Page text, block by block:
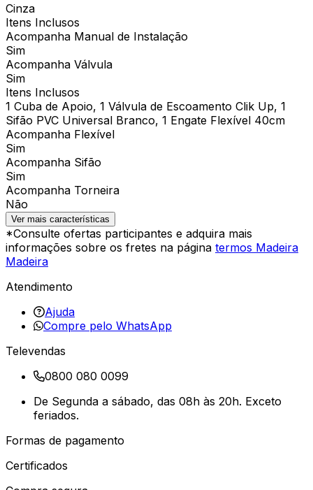
Cinza
Itens Inclusos
Acompanha Manual de Instalação
Sim
Acompanha Válvula
Sim
Itens Inclusos
1 Cuba de Apoio, 1 Válvula de Escoamento Clik Up, 1
Sifão PVC Universal Branco, 1 Engate Flexível 40cm
Acompanha Flexível
Sim
Acompanha Sifão
Sim
Acompanha Torneira
Não
Ver mais características
*Consulte ofertas participantes e adquira mais
informações sobre os fretes na página termos Madeira
Madeira
Atendimento
Ajuda
Compre pelo WhatsApp
Televendas
0800 080 0099
De Segunda a sábado, das 08h às 20h. Exceto
feriados.
Formas de pagamento
Certificados